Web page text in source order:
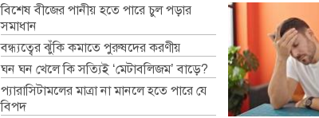
বিশেষ বীজের পানীয় হতে পারে চুল পড়ার
সমাধান
বন্ধ্যত্বের ঝুঁকি কমাতে পুরুষদের করণীয়
ঘন ঘন খেলে কি সত্যিই ‘মেটাবলিজম’ বাড়ে?
প্যারাসিটামলের মাত্রা না মানলে হতে পারে যে
বিপদ